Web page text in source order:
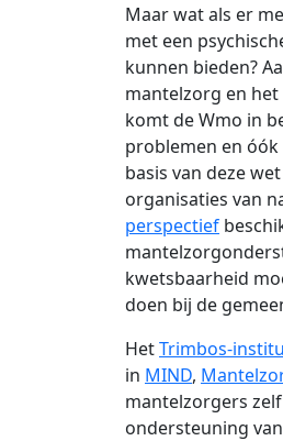
Maar wat als er
met een
kunnen bieden?
mantelzorg en
komt de Wmo in
problemen en
basis van deze
organisaties van
perspectief
kwetsbaarheid
doen bij de
HetTrimbos-
in MIND,
mantelzorgers
ondersteuning